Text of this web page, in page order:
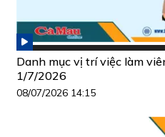
Danh mục vị trí việc làm
1/7/2026
08/07/2026 14:15